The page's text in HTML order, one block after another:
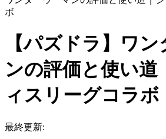
ボ
【パズドラ】ワ
ンの評価と使い道
ィスリーグコラボ
最終更新: